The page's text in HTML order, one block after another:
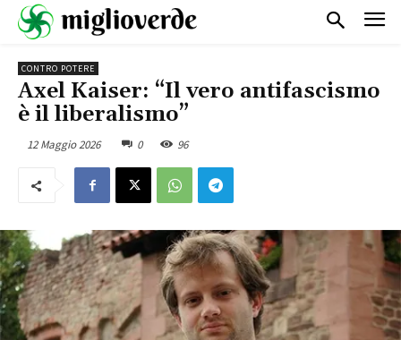
CONTRO POTERE
Axel Kaiser: “Il vero antifascismo
è il liberalismo”
12 Maggio 2026 0 96